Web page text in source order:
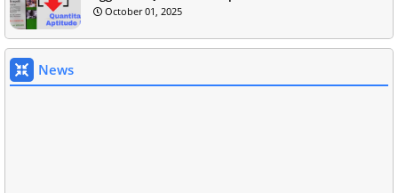
October 01, 2025
News